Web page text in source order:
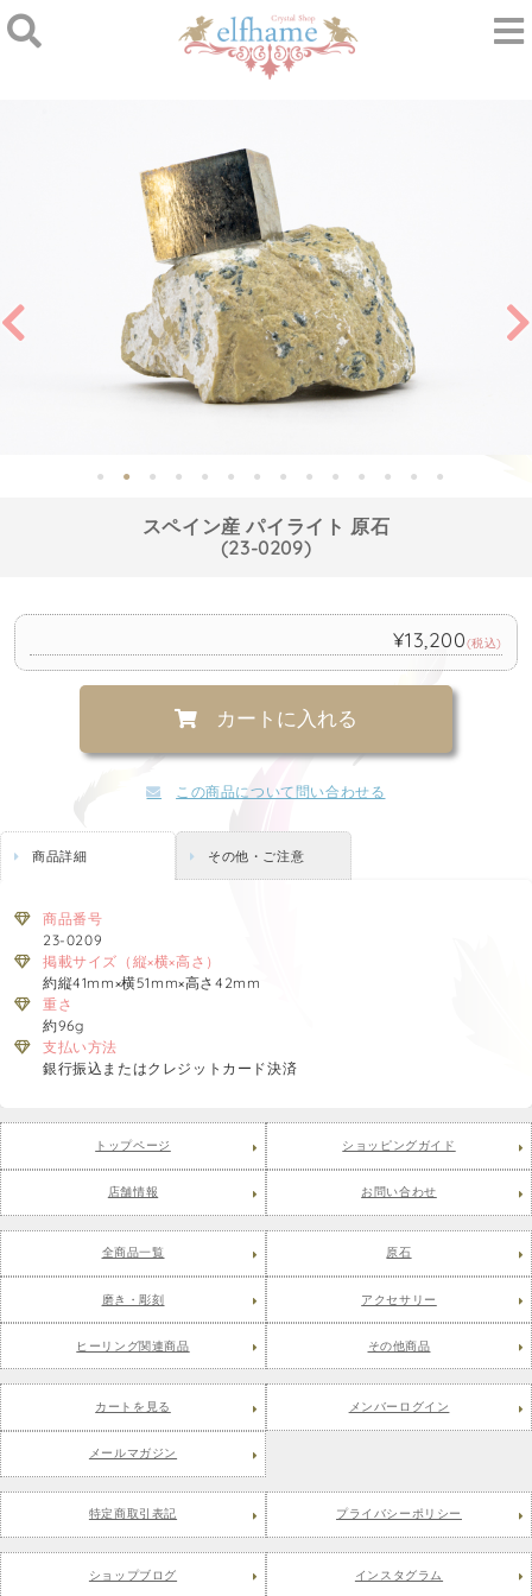
スペイン産 パイライト 原石
(23-0209)
¥13,200(税込)
カートに入れる
この商品について問い合わせる
商品詳細 その他・ご注意
商品番号
23-0209
掲載サイズ（縦×横×高さ）
約縦41mm×横51mm×高さ42mm
重さ
約96g
支払い方法
銀行振込またはクレジットカード決済
トップページ ショッピングガイド
店舗情報 お問い合わせ
全商品一覧 原石
磨き・彫刻 アクセサリー
ヒーリング関連商品 その他商品
カートを見る メンバーログイン
メールマガジン
特定商取引表記 プライバシーポリシー
ショップブログ インスタグラム